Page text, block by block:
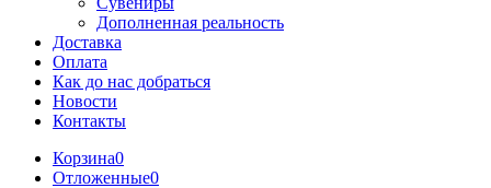
Дополненная реальность
Доставка
Оплата
Как до нас добраться
Новости
Контакты
Корзина0
Отложенные0